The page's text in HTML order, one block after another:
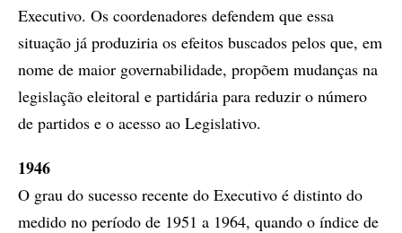
Executivo. Os coordenadores defendem que essa
situação já produziria os efeitos buscados pelos que, em
nome de maior governabilidade, propõem mudanças na
legislação eleitoral e partidária para reduzir o número
de partidos e o acesso ao Legislativo.
1946
O grau do sucesso recente do Executivo é distinto do
medido no período de 1951 a 1964, quando o índice de